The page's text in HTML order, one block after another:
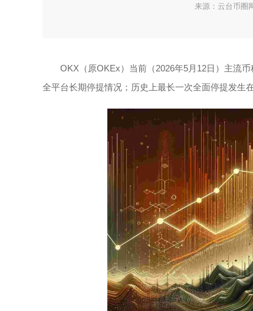
来源：云台币圈
OKX（原OKEx）当前（2026年5月12日）主流
全平台长期停提情况；历史上最长一次全面停提发生